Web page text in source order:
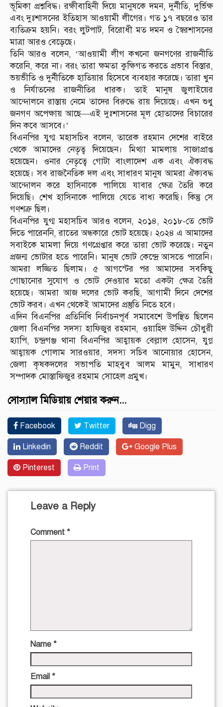
ভূমিকা প্রশ্নবিদ্ধ। রক্ষীবাহিনী দিয়ে মানুষকে দমন, দুর্নীতি, দুর্ভিক্ষ
এবং দুঃশাসনের ইতিহাস আওয়ামী লীগের। গত ১৭ বছরেও তার
ব্যতিক্রম হয়নি। বরং লুটপাট, বিরোধী মত দমন ও স্বৈরশাসনের
মাত্রা আরও বেড়েছে।
তিনি আরও বলেন, ‘আওয়ামী লীগ কখনো জনগণের রাজনীতি
করেনি, করে না। বরং তারা ক্ষমতা কুক্ষিগত করতে প্রভাব বিস্তার,
ভয়ভীতি ও দুর্নীতিকে হাতিয়ার হিসেবে ব্যবহার করেছে। তারা খুন
ও নির্যাতনের রাজনীতির ধারক। তাই মানুষ জুলাইয়ের
আন্দোলনে রাস্তায় নেমে তাদের বিরুদ্ধে রায় দিয়েছে। এখন শুধু
জনগণ অপেক্ষায় আছে—এই দুঃশাসনের মূল হোতাদের বিচারের
দিন কবে আসবে।’
বিএনপির যুগ্ম মহাসচিব বলেন, তারেক রহমান দেশের বাইরে
থেকে আমাদের নেতৃত্ব দিয়েছেন। মিথ্যা মামলায় সাজাপ্রাপ্ত
হয়েছেন। ওনার নেতৃত্বে গোটা বাংলাদেশ এক এবং ঐক্যবদ্ধ
হয়েছে। সব রাজনৈতিক দল এবং সাধারণ মানুষ আমরা ঐক্যবদ্ধ
আন্দোলন করে হাসিনাকে পালিয়ে যাবার ক্ষেত্র তৈরি করে
দিয়েছি। শেখ হাসিনাকে পালিয়ে যেতে বাধ্য করেছি। কিন্তু সে
গণশত্রু ছিল।
বিএনপির যুগ্ম মহাসচিব আরও বলেন, ২০১৪, ২০১৮-তে ভোট
দিতে পারেননি, রাতের অন্ধকারে ভোট হয়েছে। ২০২৪ এ আমাদের
সবাইকে মামলা দিয়ে গণগ্রেপ্তার করে তারা ভোট করেছে। নতুন
প্রজন্ম ভোটার হতে পারেনি। মানুষ ভোট কেন্দ্রে আসতে পারেনি।
আমরা লজ্জিত ছিলাম। ৫ আগস্টের পর আমাদের সবকিছু
গোছানোর সুযোগ ও ভোট দেওয়ার মতো একটা ক্ষেত্র তৈরি
হয়েছে। আমরা আজ দলের ভোট করছি, আগামী দিনে দেশের
ভোট করব। এখন থেকেই আমাদের প্রস্তুতি নিতে হবে।
এদিন বিএনপির প্রতিনিধি নির্বাচনপূর্ব সমাবেশে উপস্থিত ছিলেন
জেলা বিএনপির সদস্য হাফিজুর রহমান, ওয়াহিদ উদ্দিন চৌধুরী
হ্যাপি, চন্দ্রগঞ্জ থানা বিএনপির আহ্বায়ক বেল্লাল হোসেন, যুগ্ন
আহ্বায়ক গোলাম সারওয়ার, সদস্য সচিব আনোয়ার হোসেন,
জেলা কৃষকদলের সভাপতি মাহবুব আলম মামুন, সাধারণ
সম্পাদক মোস্তাফিজুর রহমাম সোহেল প্রমুখ।
সোস্যাল মিডিয়ায় শেয়ার করুন...
Facebook Twitter Digg
Linkedin Reddit Google Plus
Pinterest Print
Leave a Reply
Comment *
Name *
Email *